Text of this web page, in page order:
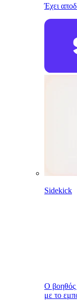
Έχει
Sidekick
Ο βοηθός
με το